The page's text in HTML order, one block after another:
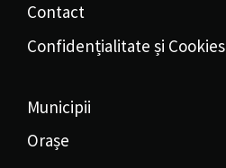
Contact
Confidențialitate și Cookies
Municipii
Orașe